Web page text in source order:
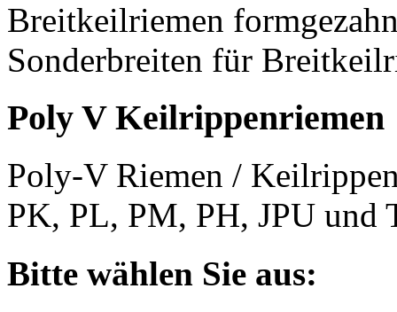
Breitkeilriemen
Sonderbreiten für
Poly V Keilrippenriemen
Poly-V Riemen /
PK, PL, PM, PH, JPU und
Bitte wählen Sie aus: